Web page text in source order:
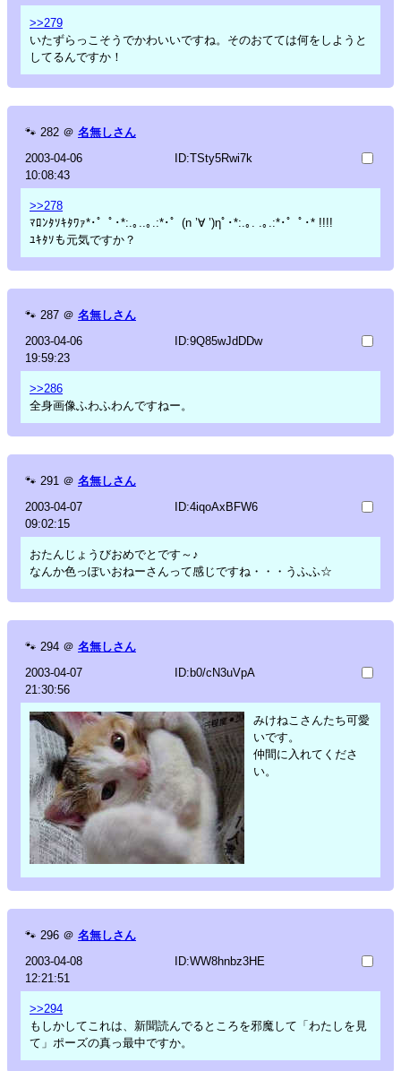
>>279
いたずらっこそうでかわいいですね。そのおてては何をしようと
してるんですか！
🐾 282 ＠ 名無しさん
2003-04-06
10:08:43
ID:TSty5Rwi7k
>>278
ﾏﾛﾝﾀｿｷﾀﾜｧ*･゜ﾟ･*:.｡..｡.:*･゜(n ’∀ ’)ηﾟ･*:.｡. .｡.:*･゜ﾟ･* !!!!
ﾕｷﾀｿも元気ですか？
🐾 287 ＠ 名無しさん
2003-04-06
19:59:23
ID:9Q85wJdDDw
>>286
全身画像ふわふわんですねー。
🐾 291 ＠ 名無しさん
2003-04-07
09:02:15
ID:4iqoAxBFW6
おたんじょうびおめでとです～♪
なんか色っぽいおねーさんって感じですね・・・うふふ☆
🐾 294 ＠ 名無しさん
2003-04-07
21:30:56
ID:b0/cN3uVpA
みけねこさんたち可愛
いです。
仲間に入れてくださ
い。
🐾 296 ＠ 名無しさん
2003-04-08
12:21:51
ID:WW8hnbz3HE
>>294
もしかしてこれは、新聞読んでるところを邪魔して「わたしを見
て」ポーズの真っ最中ですか。